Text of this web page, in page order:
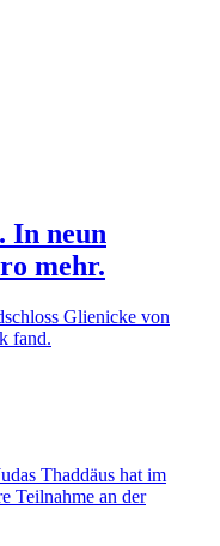
In neun
mehr.
Glienicke von
fand.
Thaddäus hat im
Teilnahme an der